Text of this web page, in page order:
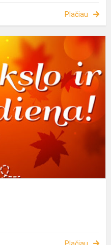
Plačiau
Plačiau